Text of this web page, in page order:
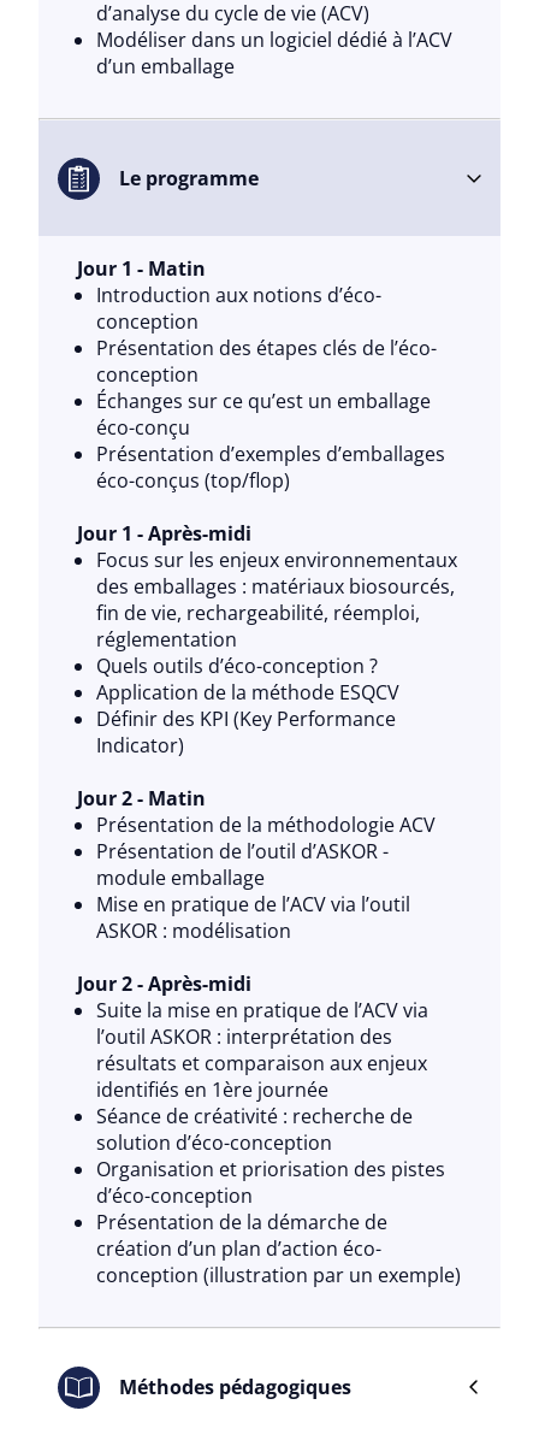
d’analyse du cycle de vie (ACV)
Modéliser dans un logiciel dédié à l’ACV
d’un emballage
Le programme
Jour 1 - Matin
Introduction aux notions d’éco-
conception
Présentation des étapes clés de l’éco-
conception
Échanges sur ce qu’est un emballage
éco-conçu
Présentation d’exemples d’emballages
éco-conçus (top/flop)
Jour 1 - Après-midi
Focus sur les enjeux environnementaux
des emballages : matériaux biosourcés,
fin de vie, rechargeabilité, réemploi,
réglementation
Quels outils d’éco-conception ?
Application de la méthode ESQCV
Définir des KPI (Key Performance
Indicator)
Jour 2 - Matin
Présentation de la méthodologie ACV
Présentation de l’outil d’ASKOR -
module emballage
Mise en pratique de l’ACV via l’outil
ASKOR : modélisation
Jour 2 - Après-midi
Suite la mise en pratique de l’ACV via
l’outil ASKOR : interprétation des
résultats et comparaison aux enjeux
identifiés en 1ère journée
Séance de créativité : recherche de
solution d’éco-conception
Organisation et priorisation des pistes
d’éco-conception
Présentation de la démarche de
création d’un plan d’action éco-
conception (illustration par un exemple)
Méthodes pédagogiques